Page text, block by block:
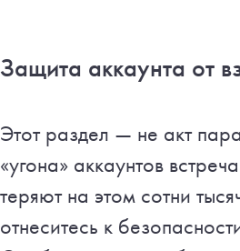
Защита аккаунта от
Этот раздел — не акт
«угона» аккаунтов
теряют на этом сотни
отнеситесь к